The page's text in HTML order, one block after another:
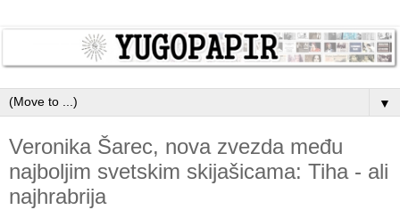
▼
Veronika Šarec, nova zvezda među
najboljim svetskim skijašicama: Tiha - ali
najhrabrija